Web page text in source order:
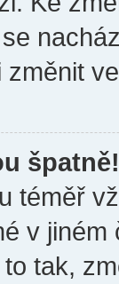
změnit
špatně!
téměř
v
to tak,